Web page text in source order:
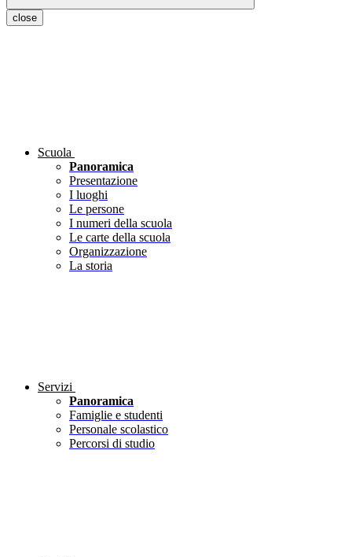
close
Scuola
Panoramica
Presentazione
I luoghi
Le persone
I numeri della scuola
Le carte della scuola
Organizzazione
La storia
Servizi
Panoramica
Famiglie e studenti
Personale scolastico
Percorsi di studio